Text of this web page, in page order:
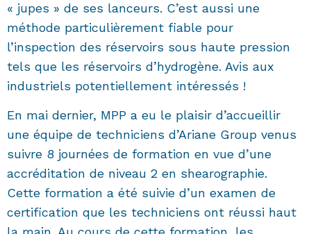
« jupes » de ses lanceurs. C’est aussi une
méthode particulièrement fiable pour
l’inspection des réservoirs sous haute pression
tels que les réservoirs d’hydrogène. Avis aux
industriels potentiellement intéressés !
En mai dernier, MPP a eu le plaisir d’accueillir
une équipe de techniciens d’Ariane Group venus
suivre 8 journées de formation en vue d’une
accréditation de niveau 2 en shearographie.
Cette formation a été suivie d’un examen de
certification que les techniciens ont réussi haut